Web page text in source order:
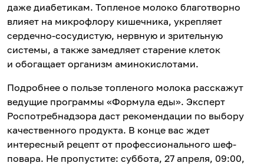
даже диабетикам. Топленое молоко благотворно
влияет на микрофлору кишечника, укрепляет
сердечно-сосудистую, нервную и зрительную
системы, а также замедляет старение клеток
и обогащает организм аминокислотами.
Подробнее о пользе топленого молока расскажут
ведущие программы «Формула еды». Эксперт
Роспотребнадзора даст рекомендации по выбору
качественного продукта. В конце вас ждет
интересный рецепт от профессионального шеф-
повара. Не пропустите: суббота, 27 апреля, 09:00,